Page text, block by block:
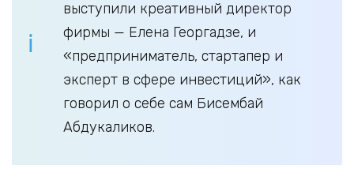
выступили креативный директор
фирмы — Елена Георгадзе, и
«предприниматель, стартапер и
эксперт в сфере инвестиций», как
говорил о себе сам Бисембай
Абдукаликов.